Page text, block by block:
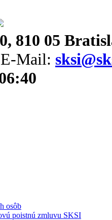
810 05
Mail:
osôb
poistnú zmluvu SKSI